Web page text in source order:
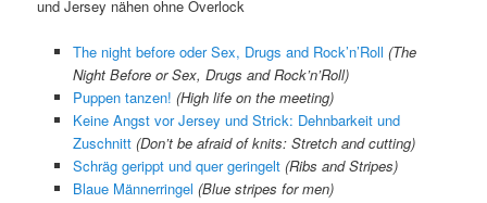
und Jersey nähen ohne Overlock
The night before oder Sex, Drugs and Rock’n’Roll (The
Night Before or Sex, Drugs and Rock’n’Roll)
Puppen tanzen! (High life on the meeting)
Keine Angst vor Jersey und Strick: Dehnbarkeit und
Zuschnitt (Don’t be afraid of knits: Stretch and cutting)
Schräg gerippt und quer geringelt (Ribs and Stripes)
Blaue Männerringel (Blue stripes for men)